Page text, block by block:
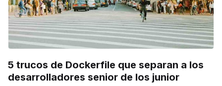
5 trucos de Dockerfile que separan a los
desarrolladores senior de los junior